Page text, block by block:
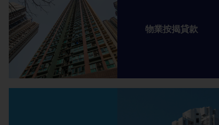
物業按揭貸款